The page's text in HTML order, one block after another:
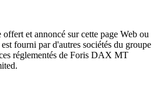
et annoncé sur cette page Web ou
est fourni par d'autres sociétés du groupe
réglementés de Foris DAX MT